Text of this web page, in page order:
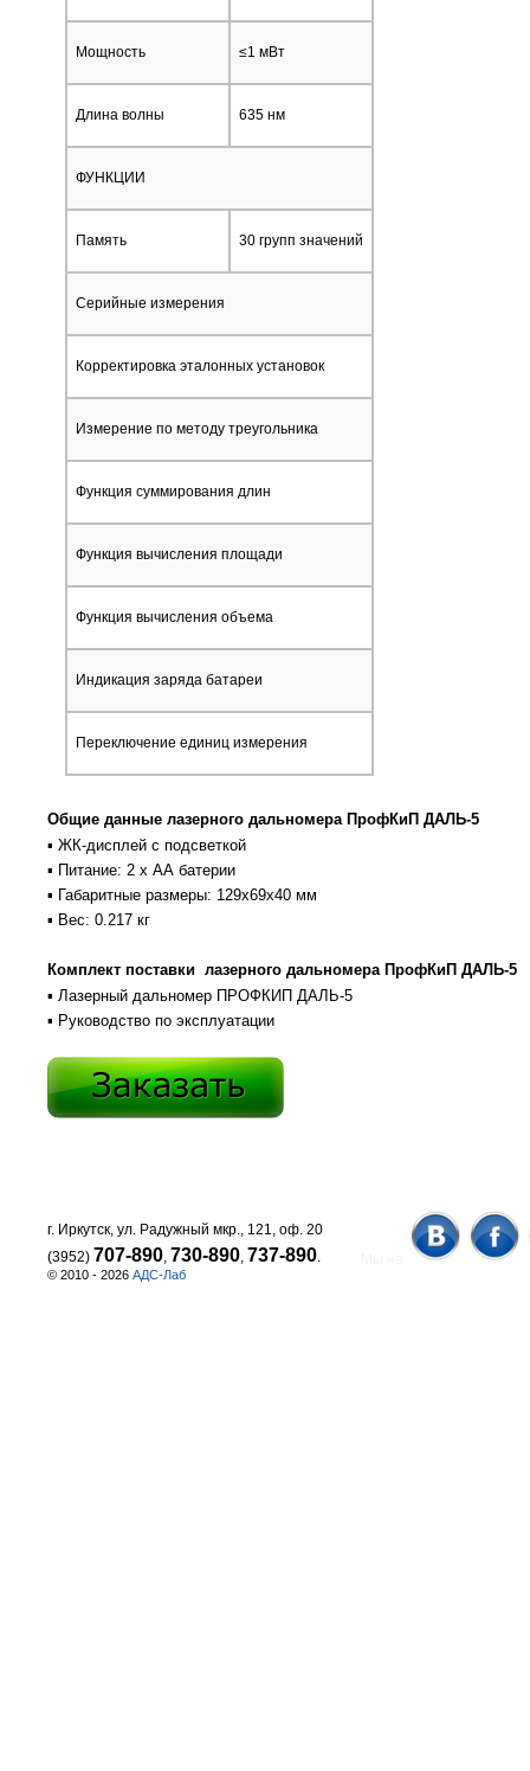
Мощность ≤1 мВт
Длина волны 635 нм
ФУНКЦИИ
Память 30 групп значений
Серийные измерения
Корректировка эталонных установок
Измерение по методу треугольника
Функция суммирования длин
Функция вычисления площади
Функция вычисления объема
Индикация заряда батареи
Переключение единиц измерения
Общие данные лазерного дальномера ПрофКиП ДАЛЬ-5
▪ ЖК-дисплей с подсветкой
▪ Питание: 2 х АА батерии
▪ Габаритные размеры: 129х69х40 мм
▪ Вес: 0.217 кг
Комплект поставки лазерного дальномера ПрофКиП ДАЛЬ-5
▪ Лазерный дальномер ПРОФКИП ДАЛЬ-5
▪ Руководство по эксплуатации
© 2010 - 2026 АДС-Лаб
г. Иркутск, ул. Радужный мкр., 121, оф. 20
(3952) 707-890, 730-890, 737-890.